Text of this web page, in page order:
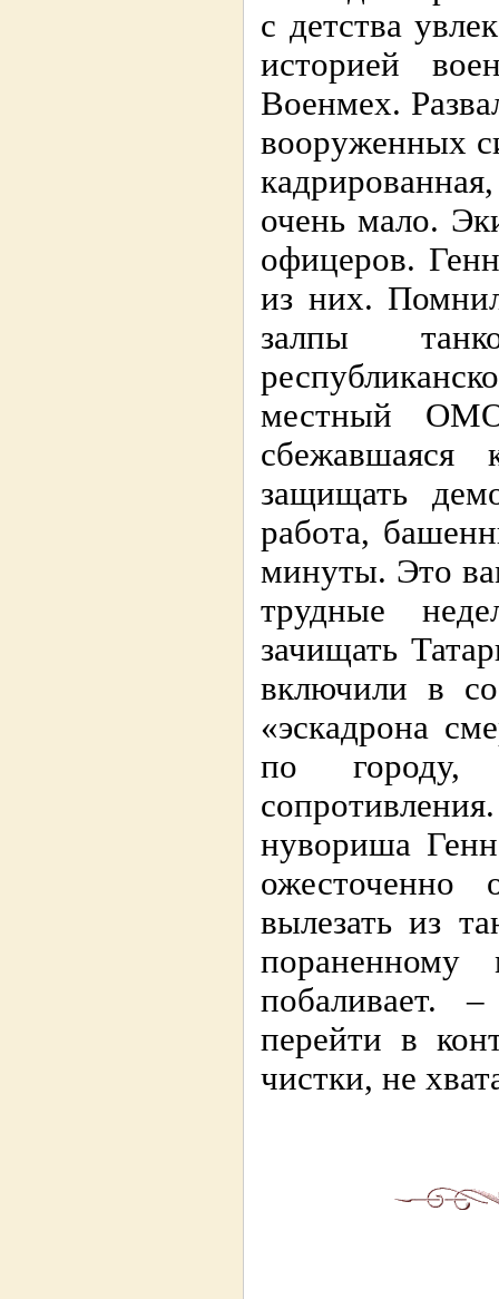
с детства
историей
Военмех.
вооруженных
очень мало.
офицеров.
из них.
залпы
местный
защищать
работа,
минуты. Это
трудные
зачищать
включили в
«эскадрона
по городу,
нувориша
ожесточенно
вылезать из
побаливает.
перейти в
чистки, не